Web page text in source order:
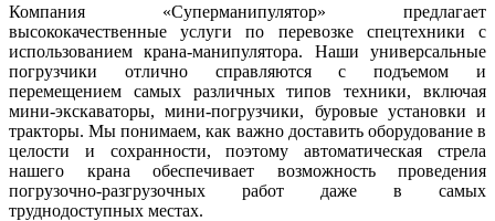
Компания «Суперманипулятор» предлагает
высококачественные услуги по перевозке спецтехники с
использованием крана-манипулятора. Наши универсальные
погрузчики отлично справляются с подъемом и
перемещением самых различных типов техники, включая
мини-экскаваторы, мини-погрузчики, буровые установки и
тракторы. Мы понимаем, как важно доставить оборудование в
целости и сохранности, поэтому автоматическая стрела
нашего крана обеспечивает возможность проведения
погрузочно-разгрузочных работ даже в самых
труднодоступных местах.